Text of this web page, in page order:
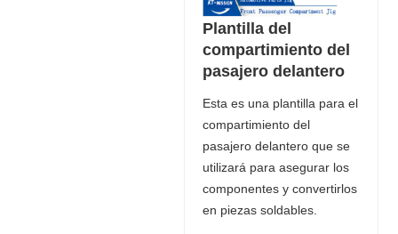
Plantilla del
compartimiento del
pasajero delantero
Esta es una plantilla para el
compartimiento del
pasajero delantero que se
utilizará para asegurar los
componentes y convertirlos
en piezas soldables.